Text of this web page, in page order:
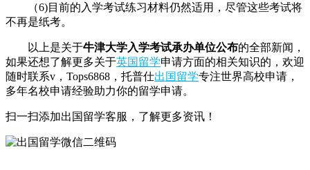
（6)目前的入学考试练习材料仍然适用，尽管这些考试将
不再是纸考。
以上是关于牛津大学入学考试承办单位公布的全部新闻，
如果还想了解更多关于英国留学申请方面的相关知识的，欢迎
随时联系v，Tops6868，托普仕出国留学专注世界高校申请，
多年名校申请经验助力你的留学申请。
扫一扫添加出国留学客服，了解更多资讯！